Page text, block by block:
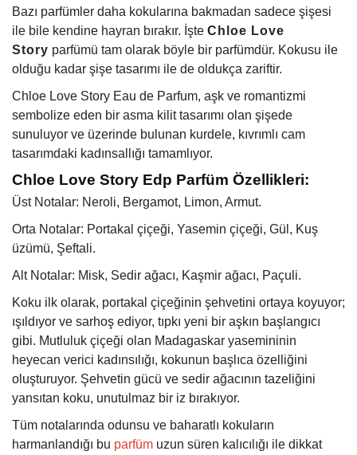
Bazı parfümler daha kokularına bakmadan sadece şişesi
ile bile kendine hayran bırakır. İşte Chloe Love
Story parfümü tam olarak böyle bir parfümdür. Kokusu ile
olduğu kadar şişe tasarımı ile de oldukça zariftir.
Chloe Love Story Eau de Parfum, aşk ve romantizmi
sembolize eden bir asma kilit tasarımı olan şişede
sunuluyor ve üzerinde bulunan kurdele, kıvrımlı cam
tasarımdaki kadınsallığı tamamlıyor.
Chloe Love Story Edp Parfüm Özellikleri:
Üst Notalar: Neroli, Bergamot, Limon, Armut.
Orta Notalar: Portakal çiçeği, Yasemin çiçeği, Gül, Kuş
üzümü, Şeftali.
Alt Notalar: Misk, Sedir ağacı, Kaşmir ağacı, Paçuli.
Koku ilk olarak, portakal çiçeğinin şehvetini ortaya koyuyor;
ışıldıyor ve sarhoş ediyor, tıpkı yeni bir aşkın başlangıcı
gibi. Mutluluk çiçeği olan Madagaskar yasemininin
heyecan verici kadınsılığı, kokunun başlıca özelliğini
oluşturuyor. Şehvetin gücü ve sedir ağacının tazeliğini
yansıtan koku, unutulmaz bir iz bırakıyor.
Tüm notalarında odunsu ve baharatlı kokuların
harmanlandığı bu parfüm uzun süren kalıcılığı ile dikkat